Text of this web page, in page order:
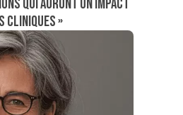
qui auront un impact
cliniques »